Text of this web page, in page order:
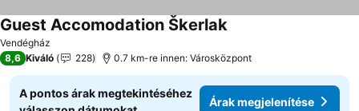
Vendégház
Guest Accomodation ŠkerlakÁrak megjelenítése
8,6 Kiváló 228 0.7 km-re innen: Városközpont
A pontos árak megtekintéséhez
Árak megjelenítése